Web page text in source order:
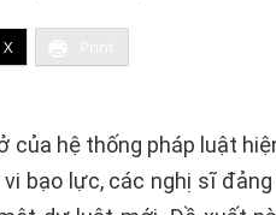
X
của hệ thống pháp luật
bạo lực, các nghị sĩ